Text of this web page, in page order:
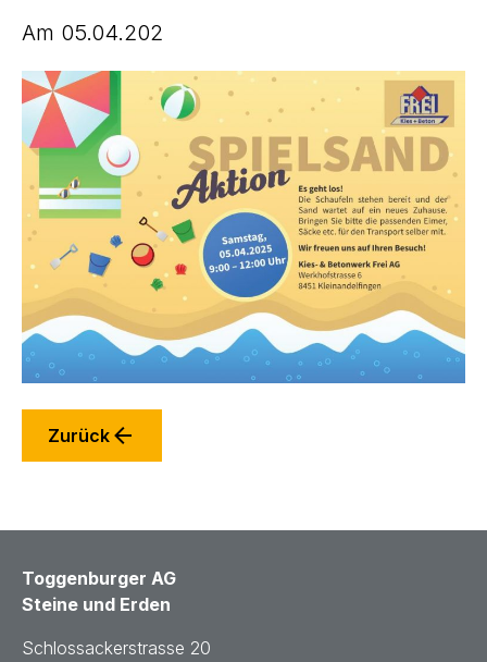
Am 05.04.202
Zurück
Toggenburger AG
Steine und Erden
Schlossackerstrasse 20